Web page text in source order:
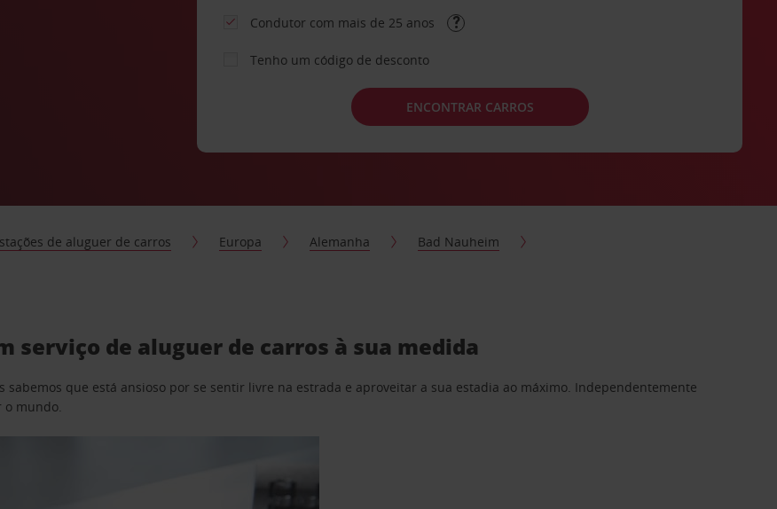
Condutor com mais de 25 anos
Tenho um código de desconto
ENCONTRAR CARROS
de aluguer de carros Europa Alemanha
Bad Nauheim
serviço de aluguer de carros à sua medida
que está ansioso por se sentir livre na estrada e aproveitar a sua estadia ao máximo. Independentemente
o mundo.